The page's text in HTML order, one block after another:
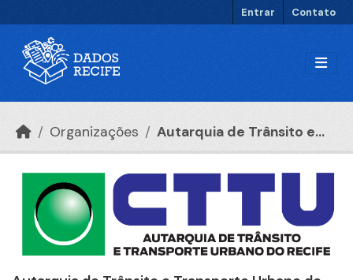
Entrar Contato
Organizações Autarquia de Trânsito e...